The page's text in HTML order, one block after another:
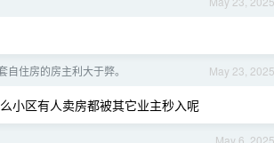
May 23, 2025
住房的房主利大于弊。
小区有人卖房都被其它业主秒入呢
May 6, 2025